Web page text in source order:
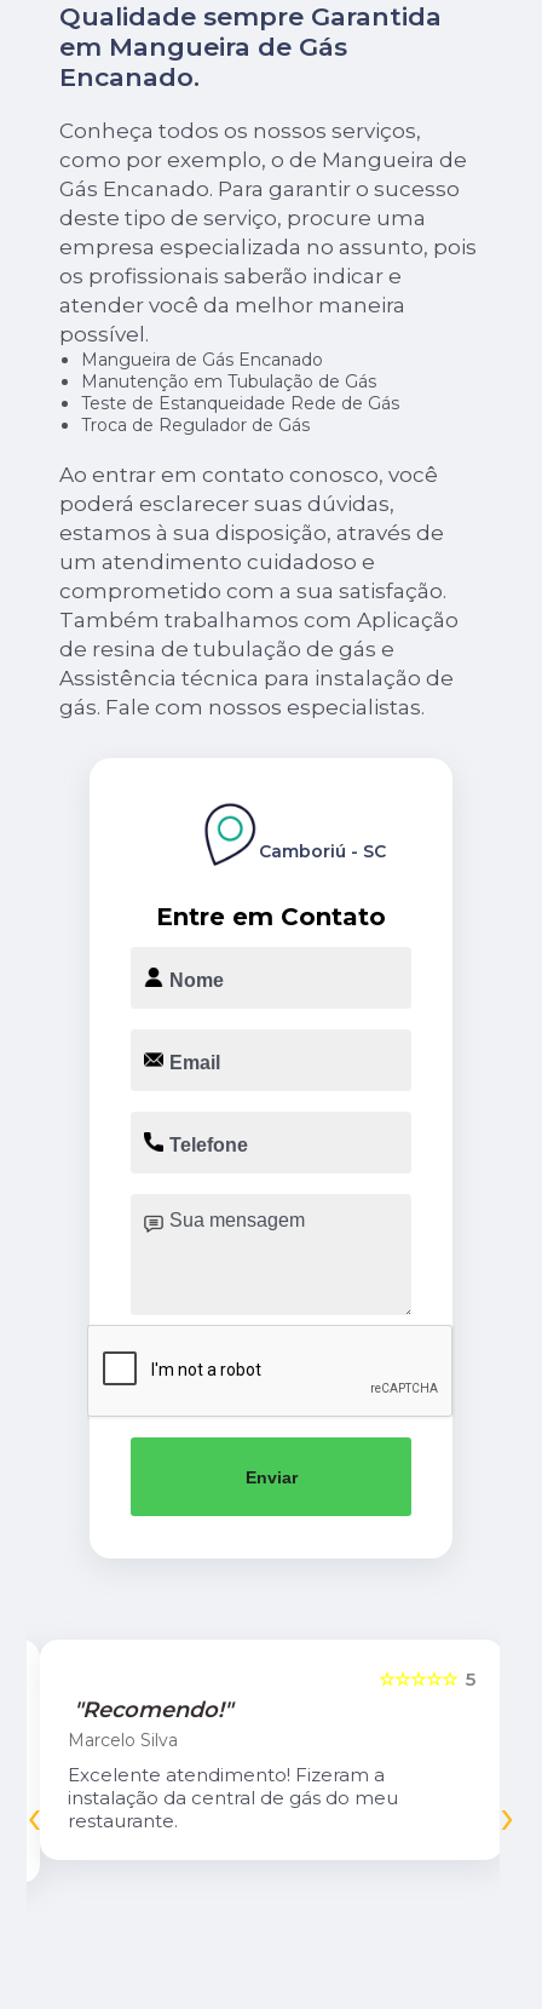
Qualidade sempre Garantida
em Mangueira de Gás
Encanado.
Conheça todos os nossos serviços,
como por exemplo, o de Mangueira de
Gás Encanado. Para garantir o sucesso
deste tipo de serviço, procure uma
empresa especializada no assunto, pois
os profissionais saberão indicar e
atender você da melhor maneira
possível.
Mangueira de Gás Encanado
Manutenção em Tubulação de Gás
Teste de Estanqueidade Rede de Gás
Troca de Regulador de Gás
Ao entrar em contato conosco, você
poderá esclarecer suas dúvidas,
estamos à sua disposição, através de
um atendimento cuidadoso e
comprometido com a sua satisfação.
Também trabalhamos com Aplicação
de resina de tubulação de gás e
Assistência técnica para instalação de
gás. Fale com nossos especialistas.
Entre em Contato
Camboriú - SC
Enviar
5
☆☆☆☆☆
"Recomendo!"
Marcelo Silva
Excelente atendimento! Fizeram a
instalação da central de gás do meu
restaurante.
‹ ›